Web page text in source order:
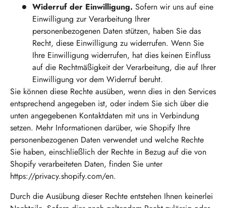
Widerruf der Einwilligung. Sofern wir uns auf eine
Einwilligung zur Verarbeitung Ihrer
personenbezogenen Daten stützen, haben Sie das
Recht, diese Einwilligung zu widerrufen. Wenn Sie
Ihre Einwilligung widerrufen, hat dies keinen Einfluss
auf die Rechtmäßigkeit der Verarbeitung, die auf Ihrer
Einwilligung vor dem Widerruf beruht.
Sie können diese Rechte ausüben, wenn dies in den Services
entsprechend angegeben ist, oder indem Sie sich über die
unten angegebenen Kontaktdaten mit uns in Verbindung
setzen. Mehr Informationen darüber, wie Shopify Ihre
personenbezogenen Daten verwendet und welche Rechte
Sie haben, einschließlich der Rechte in Bezug auf die von
Shopify verarbeiteten Daten, finden Sie unter
https://privacy.shopify.com/en.
Durch die Ausübung dieser Rechte entstehen Ihnen keinerlei